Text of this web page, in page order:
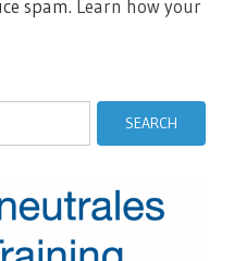
spam. Learn how your